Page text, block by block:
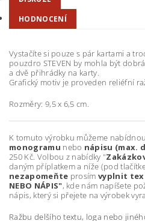
HODNOCENÍ
Vystačíte si pouze s pár kartami a
pouzdro STEVEN by mohla být
a dvě přihrádky na karty.
Grafický motiv je proveden reliéfní
Rozměry: 9,5 x 6,5 cm.
K tomuto výrobku můžeme
monogramu nebo nápisu (max.
250 Kč. Volbou z nabídky "
daným příplatkem a níže (pod
nezapomeňte prosím vyplnit
NEBO NÁPIS", kde nám napíšete
nápis, který si přejete na výrobek
Ražbu delšího textu, loga nebo